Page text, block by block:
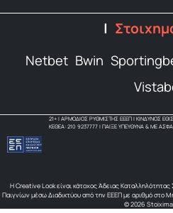
Netbet Bwin
21+ | ΑΡΜΟΔΙΟΣ ΡΥΘΜΙΣΤΗΣ ΕΕΕΠ | ΚΙΝΔΥΝΟΣ
ΚΕΘΕΑ: 210 9237777 | ΠΑΙΞΕ ΥΠΕΥΘΥΝΑ & ΜΕ
Η Creative Look είναι κάτοχος Άδειας
Παιγνίων μέσω Διαδικτύου από την ΕΕΕΠ με αριθμό
© 2026